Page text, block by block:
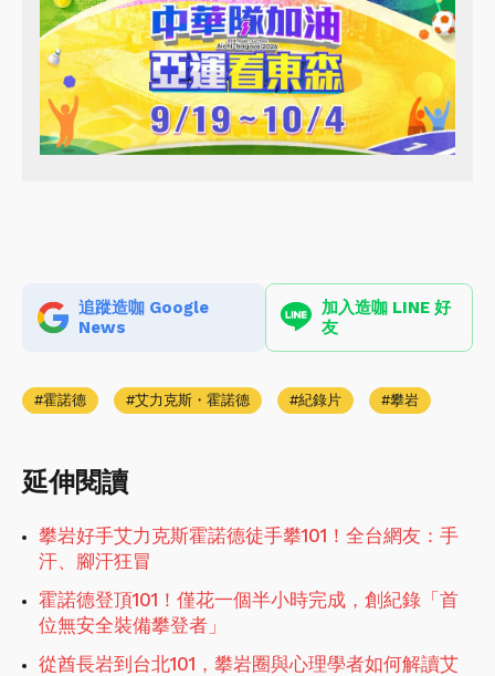
追蹤造咖 Google
News
加入造咖 LINE 好
友
霍諾德 艾力克斯・霍諾德 紀錄片 攀岩
延伸閱讀
攀岩好手艾力克斯霍諾德徒手攀101！全台網友：手
汗、腳汗狂冒
霍諾德登頂101！僅花一個半小時完成，創紀錄「首
位無安全裝備攀登者」
從酋長岩到台北101，攀岩圈與心理學者如何解讀艾